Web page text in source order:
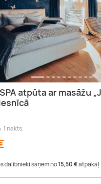
atpūta ar masāžu
1 nakts
dalībnieki saņem no15,50 €atpakaļ